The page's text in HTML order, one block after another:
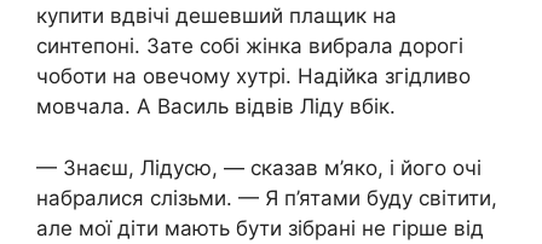
купити вдвічі дешевший плащик на
синтепоні. Зате собі жінка вибрала дорогі
чоботи на овечому хутрі. Надійка згідливо
мовчала. А Василь відвів Ліду вбік.
— Знаєш, Лідусю, — сказав м’яко, і його очі
набралися слізьми. — Я п’ятами буду світити,
але мої діти мають бути зібрані не гірше від